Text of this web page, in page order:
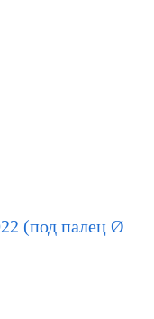
(под палец Ø